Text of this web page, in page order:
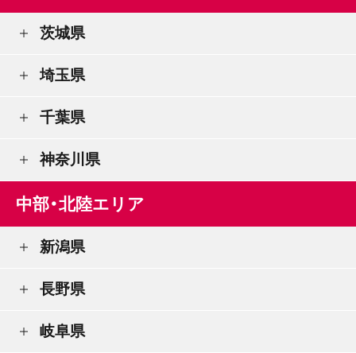
茨城県
埼玉県
千葉県
神奈川県
中部・北陸エリア
新潟県
長野県
岐阜県